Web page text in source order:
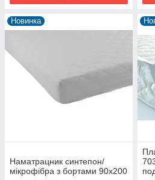
Новинка
Наматрацник синтепон/
мікрофібра з бортами 90х200